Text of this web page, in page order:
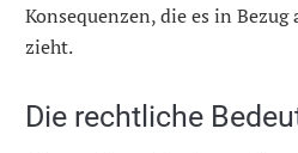
Konsequenzen, die es in
zieht.
Die rechtliche